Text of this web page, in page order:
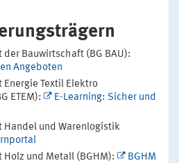
der Bauwirtschaft (BG BAU):
Angeboten
Textil Elektro
ETEM):
E-Learning: Sicher und
Handel und Warenlogistik
Holz und Metall (BGHM):
BGHM